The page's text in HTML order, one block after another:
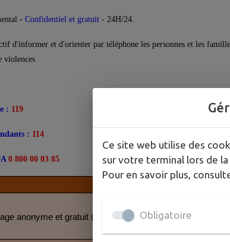
- Confidentiel et gratuit - 24H/24.
d'informer et d'orienter par téléphone les personnes et les
violences
: 119
: 114
0 800 00 03 85
anonyme et gratuit (CDAG)
Ce site web utilise des
sur votre terminal lors de la
Pour en savoir plus,
Obligatoire